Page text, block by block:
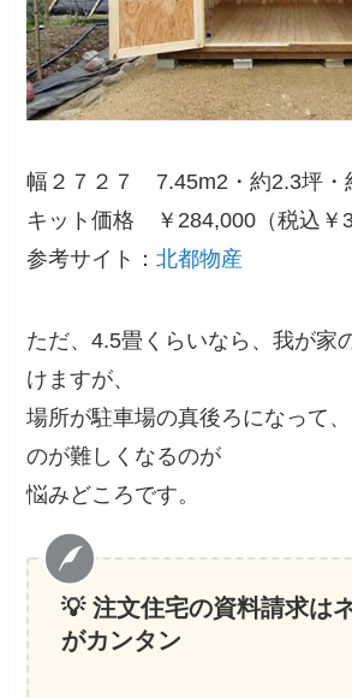
幅２７２７ 7.45m2・約2.3坪・
キット価格 ￥284,000（税込￥
参考サイト：北都物産
ただ、4.5畳くらいなら、我が家
けますが、
場所が駐車場の真後ろになって
のが難しくなるのが
悩みどころです。
💡 注文住宅の資料請求は
がカンタン